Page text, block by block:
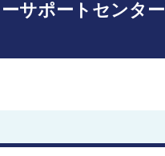
サポートセンタ